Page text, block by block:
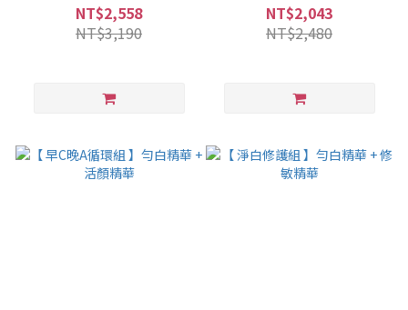
NT$2,558
NT$3,190
NT$2,043
NT$2,480